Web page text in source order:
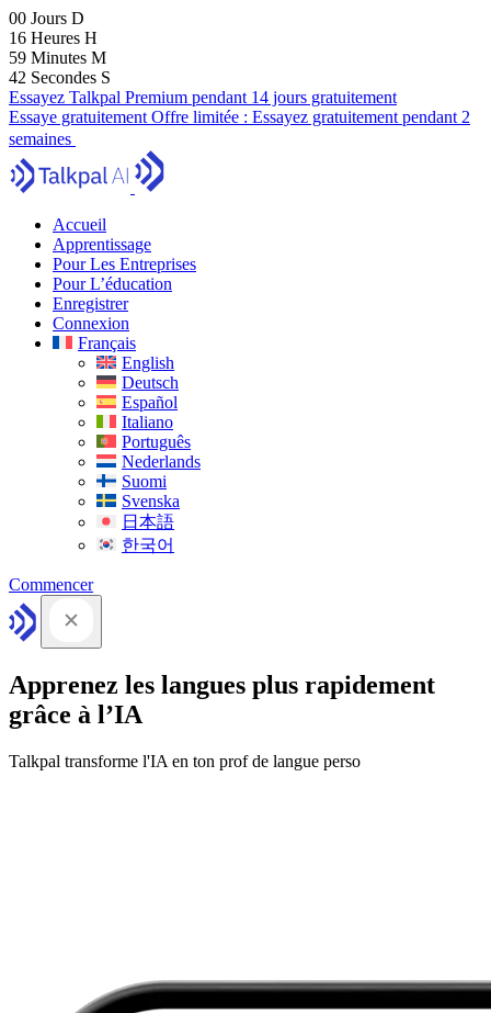
00 Jours D
16 Heures H
59 Minutes M
40 Secondes S
Essayez Talkpal Premium pendant 14 jours gratuitement
Essaye gratuitement Offre limitée : Essayez gratuitement pendant 2
semaines
Accueil
Apprentissage
Pour Les Entreprises
Pour L’éducation
Enregistrer
Connexion
Français
English
Deutsch
Español
Italiano
Português
Nederlands
Suomi
Svenska
日本語
한국어
Commencer
Apprenez les langues plus rapidement
grâce à l’IA
Talkpal transforme l'IA en ton prof de langue perso